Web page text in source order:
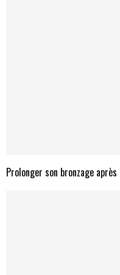
Prolonger son bronzage après